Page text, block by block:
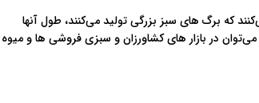
که برگ های سبز بزرگی تولید می‌کنند، طول آنها
در بازار های کشاورزان و سبزی فروشی ها و میوه